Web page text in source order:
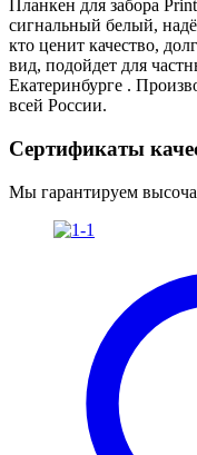
Планкен для забора
сигнальный белый,
кто ценит качество,
вид, подойдет для
Екатеринбурге .
всей России.
Сертификаты
Мы гарантируем